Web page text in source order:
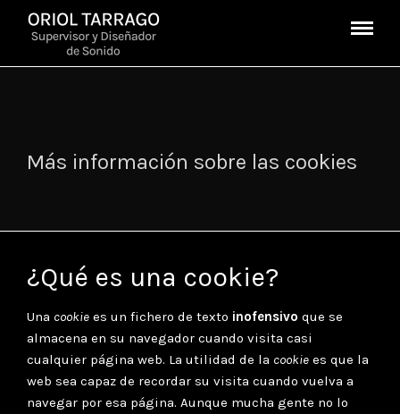
Más información sobre las cookies
¿Qué es una cookie?
Una cookie es un fichero de texto inofensivo que se
almacena en su navegador cuando visita casi
cualquier página web. La utilidad de la cookie es que la
web sea capaz de recordar su visita cuando vuelva a
navegar por esa página. Aunque mucha gente no lo